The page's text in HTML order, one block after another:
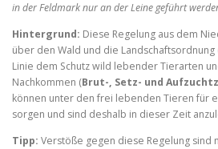
in der Feldmark nur an der Leine geführt
Hintergrund: Diese Regelung aus dem
über den Wald und die
Linie dem Schutz wild lebender Tierarten
Nachkommen (Brut-, Setz- und
können unter den frei lebenden Tieren für
sorgen und sind deshalb in dieser Zeit
Tipp: Verstöße gegen diese Regelung sind